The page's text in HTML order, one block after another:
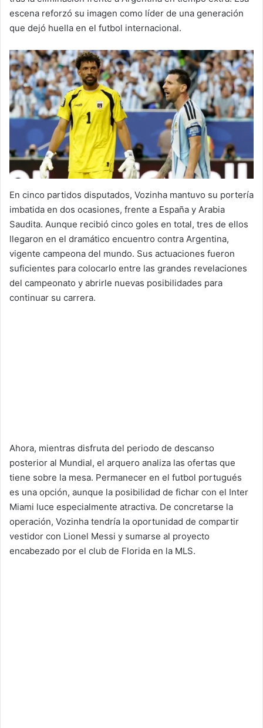
escena reforzó su imagen como líder de una generación
que dejó huella en el futbol internacional.
En cinco partidos disputados, Vozinha mantuvo su portería
imbatida en dos ocasiones, frente a España y Arabia
Saudita. Aunque recibió cinco goles en total, tres de ellos
llegaron en el dramático encuentro contra Argentina,
vigente campeona del mundo. Sus actuaciones fueron
suficientes para colocarlo entre las grandes revelaciones
del campeonato y abrirle nuevas posibilidades para
continuar su carrera.
Ahora, mientras disfruta del periodo de descanso
posterior al Mundial, el arquero analiza las ofertas que
tiene sobre la mesa. Permanecer en el futbol portugués
es una opción, aunque la posibilidad de fichar con el Inter
Miami luce especialmente atractiva. De concretarse la
operación, Vozinha tendría la oportunidad de compartir
vestidor con Lionel Messi y sumarse al proyecto
encabezado por el club de Florida en la MLS.